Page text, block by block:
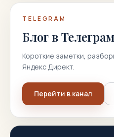
TELEGRAM
Блог в Телеграм
Короткие заметки,
Яндекс Директ.
Перейти в канал